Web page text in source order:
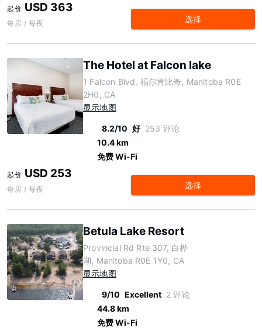
起价 USD 363
每房 / 每夜 选择
The Hotel at Falcon lake
1 Falcon Blvd, 福尔肯比奇, Manitoba R0E
2H0, CA
显示地图
8.2/10 好 253 评论
10.4 km
免费 Wi-Fi
起价 USD 253
每房 / 每夜 选择
Betula Lake Resort
Provincial Rd Rte 307, 白桦
湖, Manitoba R0E 1Y0, CA
显示地图
9/10 Excellent 2 评论
44.8 km
免费 Wi-Fi